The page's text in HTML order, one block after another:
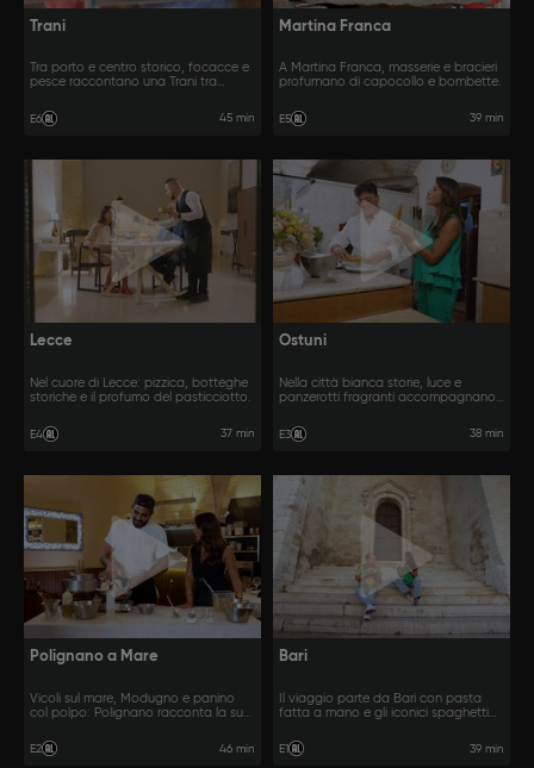
Trani
Tra porto e centro storico, focacce e
pesce raccontano una Trani tra
E6 45 min
Martina Franca
A Martina Franca, masserie e bracieri
profumano di capocollo e bombette.
E5 39 min
Lecce
Nel cuore di Lecce: pizzica, botteghe
storiche e il profumo del pasticciotto.
E4 37 min
Ostuni
Nella città bianca storie, luce e
panzerotti fragranti accompagnano il
E3 38 min
Polignano a Mare
Vicoli sul mare, Modugno e panino
col polpo: Polignano racconta la sua
E2 46 min
Bari
Il viaggio parte da Bari con pasta
fatta a mano e gli iconici spaghetti
E1 39 min